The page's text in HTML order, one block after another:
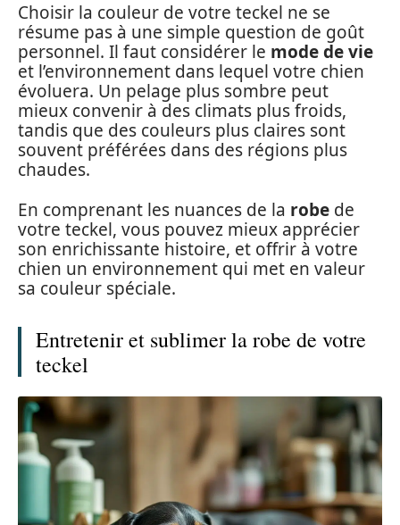
Choisir la couleur de votre teckel ne se
résume pas à une simple question de goût
personnel. Il faut considérer le mode de vie
et l’environnement dans lequel votre chien
évoluera. Un pelage plus sombre peut
mieux convenir à des climats plus froids,
tandis que des couleurs plus claires sont
souvent préférées dans des régions plus
chaudes.
En comprenant les nuances de la robe de
votre teckel, vous pouvez mieux apprécier
son enrichissante histoire, et offrir à votre
chien un environnement qui met en valeur
sa couleur spéciale.
Entretenir et sublimer la robe de votre
teckel